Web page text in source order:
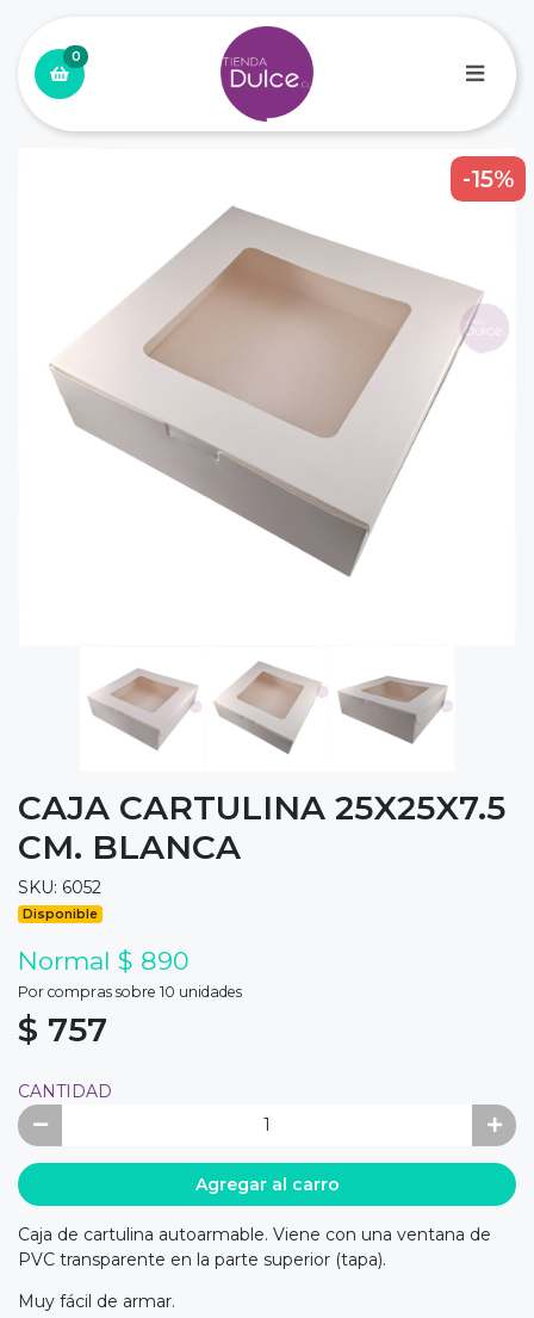
0
-15%
CAJA CARTULINA 25X25X7.5
CM. BLANCA
SKU: 6052
Disponible
Normal $ 890
Por compras sobre 10 unidades
$ 757
CANTIDAD
Agregar al carro
Caja de cartulina autoarmable. Viene con una ventana de
PVC transparente en la parte superior (tapa).
Muy fácil de armar.